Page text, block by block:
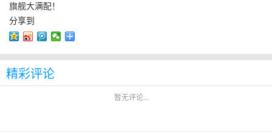
旗舰大满配！
分享到
精彩评论
暂无评论...